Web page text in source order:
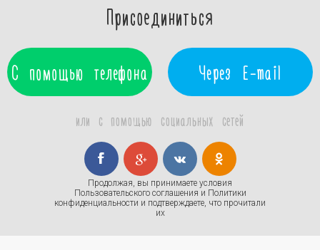
Присоединиться
С помощью телефона Через E-mail
или с помощью социальных сетей
Продолжая, вы принимаете условия
Пользовательского соглашения и Политики
конфиденциальности и подтверждаете, что прочитали
их